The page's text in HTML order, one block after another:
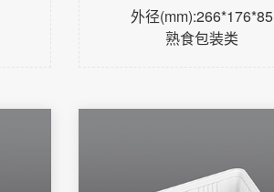
外径(mm):266*176*85
熟食包装类